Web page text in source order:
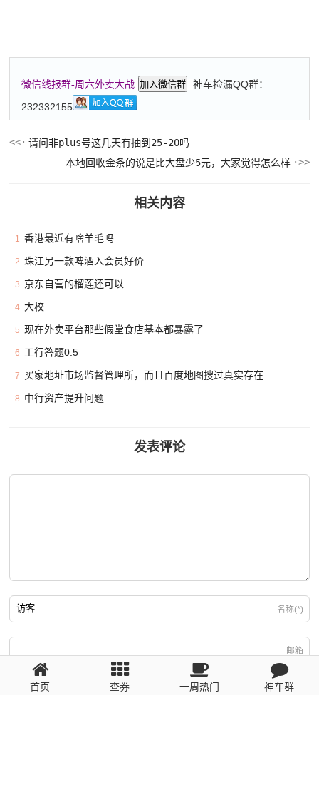
微信线报群-周六外卖大战 加入微信群
神车捡漏QQ群：
232332155
请问非plus号这几天有抽到25-20吗
本地回收金条的说是比大盘少5元，大家觉得怎么样
相关内容
1 香港最近有啥羊毛吗
2 珠江另一款啤酒入会员好价
3 京东自营的榴莲还可以
4 大校
5 现在外卖平台那些假堂食店基本都暴露了
6 工行答题0.5
7 买家地址市场监督管理所，而且百度地图搜过真实存在
8 中行资产提升问题
发表评论
名称(*)
邮箱
回复需填写必要信息
首页 查券 一周热门 神车群